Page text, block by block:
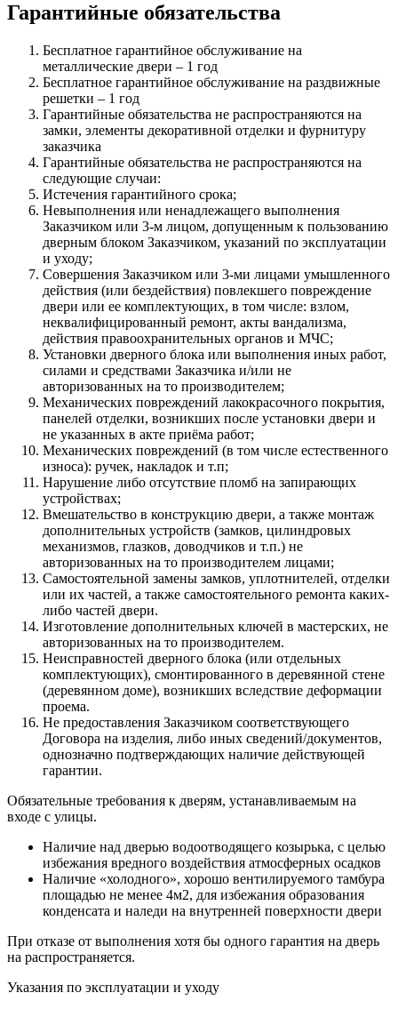
Гарантийные обязательства
Бесплатное гарантийное обслуживание на
металлические двери – 1 год
Бесплатное гарантийное обслуживание на раздвижные
решетки – 1 год
Гарантийные обязательства не распространяются на
замки, элементы декоративной отделки и фурнитуру
заказчика
Гарантийные обязательства не распространяются на
следующие случаи:
Истечения гарантийного срока;
Невыполнения или ненадлежащего выполнения
Заказчиком или 3-м лицом, допущенным к пользованию
дверным блоком Заказчиком, указаний по эксплуатации
и уходу;
Совершения Заказчиком или 3-ми лицами умышленного
действия (или бездействия) повлекшего повреждение
двери или ее комплектующих, в том числе: взлом,
неквалифицированный ремонт, акты вандализма,
действия правоохранительных органов и МЧС;
Установки дверного блока или выполнения иных работ,
силами и средствами Заказчика и/или не
авторизованных на то производителем;
Механических повреждений лакокрасочного покрытия,
панелей отделки, возникших после установки двери и
не указанных в акте приёма работ;
Механических повреждений (в том числе естественного
износа): ручек, накладок и т.п;
Нарушение либо отсутствие пломб на запирающих
устройствах;
Вмешательство в конструкцию двери, а также монтаж
дополнительных устройств (замков, цилиндровых
механизмов, глазков, доводчиков и т.п.) не
авторизованных на то производителем лицами;
Самостоятельной замены замков, уплотнителей, отделки
или их частей, а также самостоятельного ремонта каких-
либо частей двери.
Изготовление дополнительных ключей в мастерских, не
авторизованных на то производителем.
Неисправностей дверного блока (или отдельных
комплектующих), смонтированного в деревянной стене
(деревянном доме), возникших вследствие деформации
проема.
Не предоставления Заказчиком соответствующего
Договора на изделия, либо иных сведений/документов,
однозначно подтверждающих наличие действующей
гарантии.
Обязательные требования к дверям, устанавливаемым на
входе с улицы.
Наличие над дверью водоотводящего козырька, с целью
избежания вредного воздействия атмосферных осадков
Наличие «холодного», хорошо вентилируемого тамбура
площадью не менее 4м2, для избежания образования
конденсата и наледи на внутренней поверхности двери
При отказе от выполнения хотя бы одного гарантия на дверь
на распространяется.
Указания по эксплуатации и уходу